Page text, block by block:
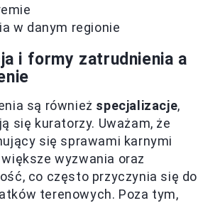
w danym regionie
i formy zatrudnienia a
są również specjalizacje,
się kuratorzy. Uważam, że
się sprawami karnymi
wyzwania oraz
co często przyczynia się do
terenowych. Poza tym,